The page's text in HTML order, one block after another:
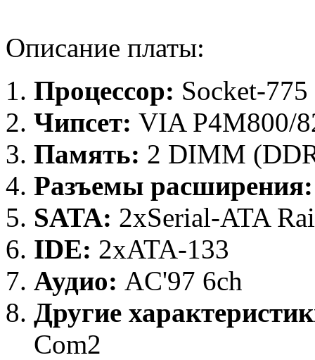
Описание платы:
Процессор: Socket-775
Чипсет: VIA P4M800/
Память: 2 DIMM
Разъемы расширения:
SATA: 2xSerial-ATA
IDE: 2xATA-133
Аудио: AC'97 6ch
Другие
Com2